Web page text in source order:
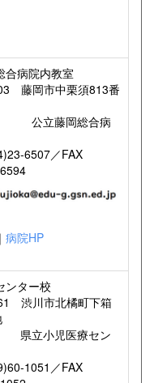
合病院内教室
藤岡市中栗須813番
岡総合病
6507／FAX
｜ 病院HP
ンター校
渋川市北橘町下箱
児医療セン
1051／FAX